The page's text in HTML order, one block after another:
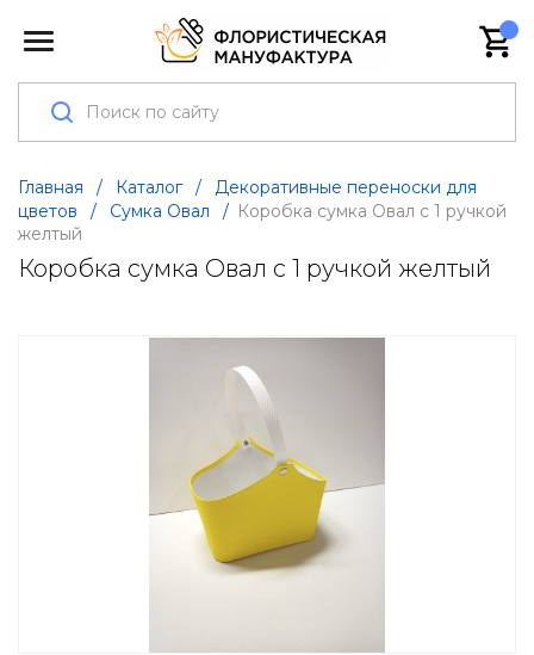
Главная / Каталог /
Декоративные переноски для
цветов
/ Сумка Овал / Коробка сумка Овал с 1 ручкой
желтый
Коробка сумка Овал с 1 ручкой желтый